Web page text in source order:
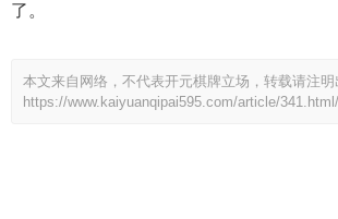
了。
本文来自网络，不代表开元棋牌立场，转载请注明
https://www.kaiyuanqipai595.com/article/341.html/